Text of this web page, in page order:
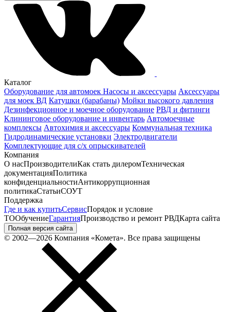
Каталог
Оборудование для автомоек Насосы и аксессуары Аксессуары
для моек ВД Катушки (барабаны) Мойки высокого давления
Дезинфекционное и моечное оборудование РВД и фитинги
Клининговое оборудование и инвентарь Автомоечные
комплексы Автохимия и аксессуары Коммунальная техника
Гидродинамические установки Электродвигатели
Комплектующие для с/х опрыскивателей
Компания
О насПроизводителиКак стать дилеромТехническая
документацияПолитика
конфиденциальностиАнтикоррупционная
политикаСтатьиСОУТ
Поддержка
Где и как купитьСервисПорядок и условие
ТООбучениеГарантияПроизводство и ремонт РВДКарта сайта
Полная версия сайта
© 2002—2026 Компания «Комета». Все права защищены